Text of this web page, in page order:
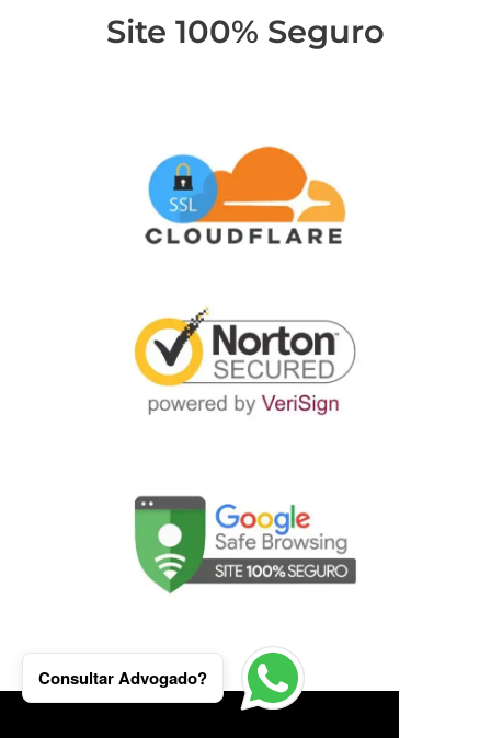
Site 100% Seguro
Consultar Advogado?